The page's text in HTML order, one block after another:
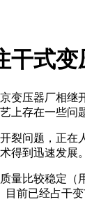
干式变
变压器厂相
上存在一些问
裂问题，正在
得到迅速发展。
量比较稳定（
目前已经占干